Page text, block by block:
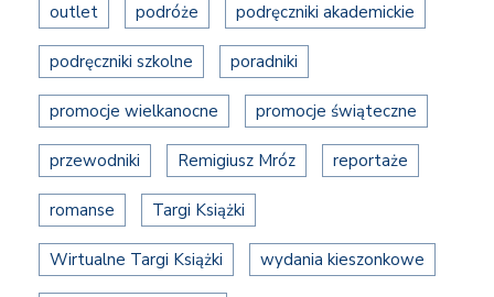
outlet podróże podręczniki akademickie
podręczniki szkolne poradniki
promocje wielkanocne promocje świąteczne
przewodniki Remigiusz Mróz reportaże
romanse Targi Książki
Wirtualne Targi Książki wydania kieszonkowe